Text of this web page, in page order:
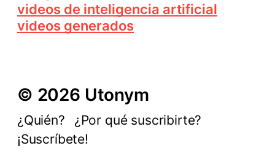
videos de inteligencia artificial
videos generados
© 2026 Utonym
¿Quién?
¿Por qué suscribirte?
¡Suscríbete!